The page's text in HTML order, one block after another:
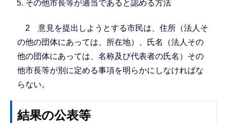
その他市長等が適当であると認める方法
2 意見を提出しようとする市民は、住所（法人そ
の他の団体にあっては、所在地）、氏名（法人その
他の団体にあっては、名称及び代表者の氏名）その
他市長等が別に定める事項を明らかにしなければな
らない。
結果の公表等